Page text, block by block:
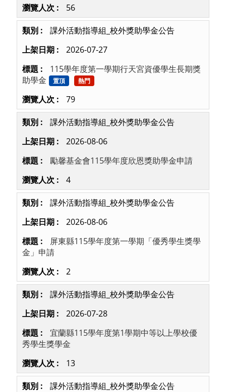
56
課外活動指導組_校外獎助學金公告
2026-07-27
115學年度第一學期行天宮資優學生長期獎
助學金
置頂 熱門
79
課外活動指導組_校外獎助學金公告
2026-08-06
勵馨基金會115學年度欣恩獎助學金申請
4
課外活動指導組_校外獎助學金公告
2026-08-06
屏東縣115學年度第一學期「優秀學生獎學
金」申請
2
課外活動指導組_校外獎助學金公告
2026-07-28
宜蘭縣115學年度第1學期中等以上學校優
秀學生獎學金
13
課外活動指導組_校外獎助學金公告